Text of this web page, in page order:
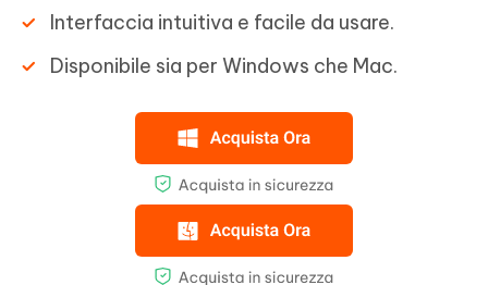
Interfaccia intuitiva e facile da usare.
Disponibile sia per Windows che Mac.